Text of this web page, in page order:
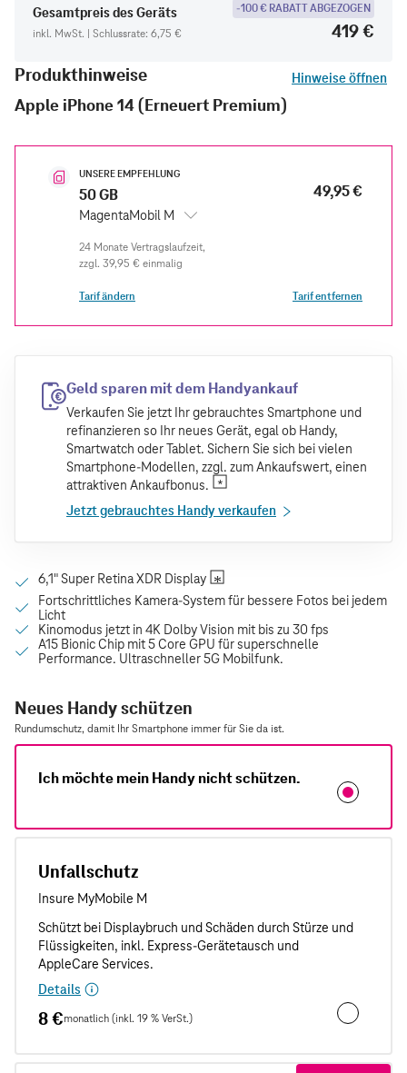
Gesamtpreis des Geräts
inkl. MwSt. | Schlussrate: 6,75 €
-100 € RABATT ABGEZOGEN
419 €
Produkthinweise
Hinweise öffnen
Apple iPhone 14 (Erneuert Premium)
UNSERE EMPFEHLUNG
50 GB
MagentaMobil M
49,95 €
zzgl. 39,95 € einmalig
Tarif ändern Tarif entfernen
Geld sparen mit dem Handyankauf
Verkaufen Sie jetzt Ihr gebrauchtes Smartphone und
refinanzieren so Ihr neues Gerät, egal ob Handy,
Smartwatch oder Tablet. Sichern Sie sich bei vielen
Smartphone-Modellen, zzgl. zum Ankaufswert, einen
attraktiven Ankaufbonus.
Jetzt gebrauchtes Handy verkaufen
Neues Handy schützen
Rundumschutz, damit Ihr Smartphone immer für Sie da ist.
Ich möchte mein Handy nicht schützen.
Unfallschutz
Details
8 €monatlich (inkl. 19 % VerSt.)